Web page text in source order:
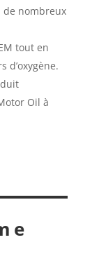
de nombreux
tout en
d’oxygène.
Oil à